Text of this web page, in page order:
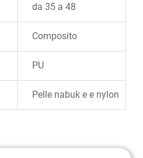
da 35 a 48
Composito
PU
Pelle nabuk e e nylon